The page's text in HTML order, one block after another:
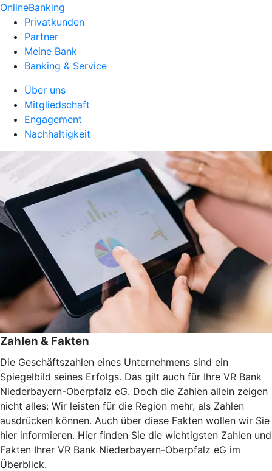
OnlineBanking
Privatkunden
Partner
Meine Bank
Banking & Service
Über uns
Mitgliedschaft
Engagement
Nachhaltigkeit
Zahlen & Fakten
Die Geschäftszahlen eines Unternehmens sind ein
Spiegelbild seines Erfolgs. Das gilt auch für Ihre VR Bank
Niederbayern-Oberpfalz eG. Doch die Zahlen allein zeigen
nicht alles: Wir leisten für die Region mehr, als Zahlen
ausdrücken können. Auch über diese Fakten wollen wir Sie
hier informieren. Hier finden Sie die wichtigsten Zahlen und
Fakten Ihrer VR Bank Niederbayern-Oberpfalz eG im
Überblick.